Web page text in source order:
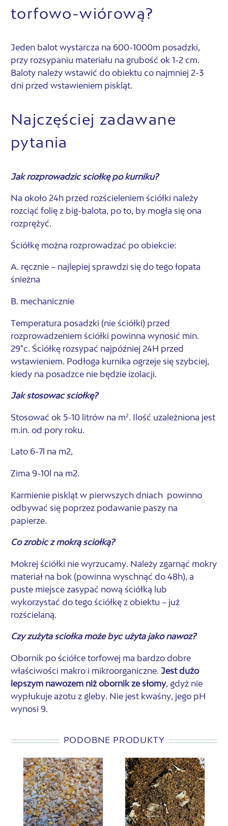
torfowo-wiórową?
Jeden balot wystarcza na 600-1000m posadzki,
przy rozsypaniu materiału na grubość ok 1-2 cm.
Baloty należy wstawić do obiektu co najmniej 2-3
dni przed wstawieniem piskląt.
Najczęściej zadawane
pytania
Jak rozprowadzić ściółkę po kurniku?
Na około 24h przed rozścieleniem ściółki należy
rozciąć folię z big-balota, po to, by mogła się ona
rozprężyć.
Ściółkę można rozprowadzać po obiekcie:
A. ręcznie – najlepiej sprawdzi się do tego łopata
śnieżna
B. mechanicznie
Temperatura posadzki (nie ściółki) przed
rozprowadzeniem ściółki powinna wynosić min.
29°c. Ściółkę rozsypać najpóźniej 24H przed
wstawieniem. Podłoga kurnika ogrzeje się szybciej,
kiedy na posadzce nie będzie izolacji.
Jak stosować ściółkę?
Stosować ok 5-10 litrów na m². Ilość uzależniona jest
m.in. od pory roku.
Lato 6-7l na m2,
Zima 9-10l na m2.
Karmienie piskląt w pierwszych dniach powinno
odbywać się poprzez podawanie paszy na
papierze.
Co zrobić z mokrą ściółką?
Mokrej ściółki nie wyrzucamy. Należy zgarnąć mokry
materiał na bok (powinna wyschnąć do 48h), a
puste miejsce zasypać nową ściółką lub
wykorzystać do tego ściółkę z obiektu – już
rozścielaną.
Czy zużyta ściółka może być użyta jako nawóz?
Obornik po ściółce torfowej ma bardzo dobre
właściwości makro i mikroorganiczne. Jest dużo
lepszym nawozem niż obornik ze słomy, gdyż nie
wypłukuje azotu z gleby. Nie jest kwaśny, jego pH
wynosi 9.
PODOBNE PRODUKTY